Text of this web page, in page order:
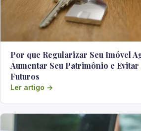
Por que Regularizar Seu Imóvel
Aumentar Seu Patrimônio e
Futuros
Ler artigo →